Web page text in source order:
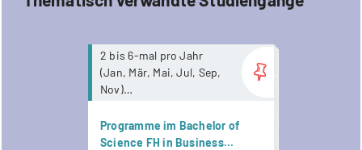
2 bis 6-mal pro Jahr
(Jan, Mär, Mai, Jul, Sep,
Nov)
Keine
Anwesenheitspflicht. Ab
Programme im Bachelor of
Science FH in Business
more...